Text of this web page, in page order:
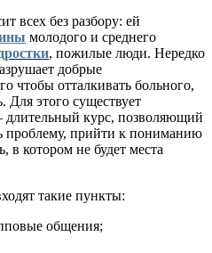
всех без разбору: ей
молодого и среднего
, пожилые люди. Нередко
добрые
чтобы отталкивать больного,
Для этого существует
длительный курс, позволяющий
проблему, прийти к пониманию
в котором не будет места
такие пункты:
общения;